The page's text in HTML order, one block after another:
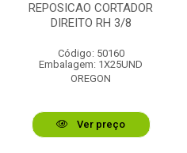
REPOSICAO CORTADOR
DIREITO RH 3/8
Código: 50160
Embalagem: 1X25UND
OREGON
Ver preço